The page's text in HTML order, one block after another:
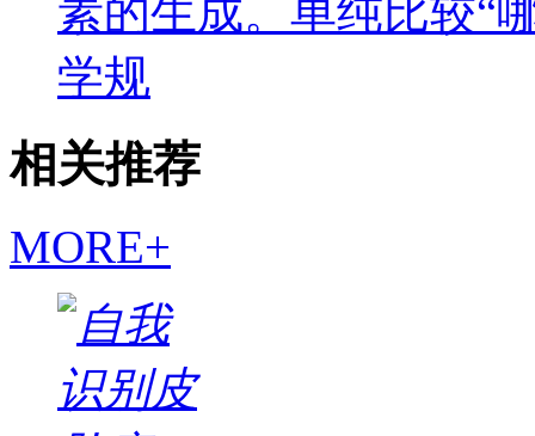
素的生成。单纯比较“
学规
相关推荐
MORE+